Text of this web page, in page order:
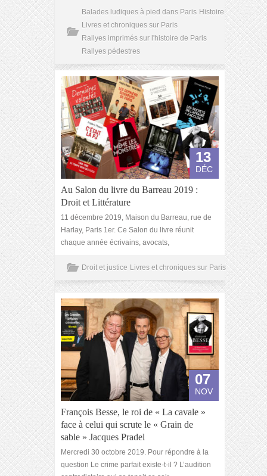
Balades ludiques à pied dans Paris Histoire
Livres et chroniques sur Paris
Rallyes imprimés sur l'histoire de Paris
Rallyes pédestres
13
DÉC
Au Salon du livre du Barreau 2019 :
Droit et Littérature
11 décembre 2019, Maison du Barreau, rue de
Harlay, Paris 1er. Ce Salon du livre réunit
chaque année écrivains, avocats,
Droit et justice Livres et chroniques sur Paris
07
NOV
François Besse, le roi de « La cavale »
face à celui qui scrute le « Grain de
sable » Jacques Pradel
Mercredi 30 octobre 2019. Pour répondre à la
question Le crime parfait existe-t-il ? L’audition